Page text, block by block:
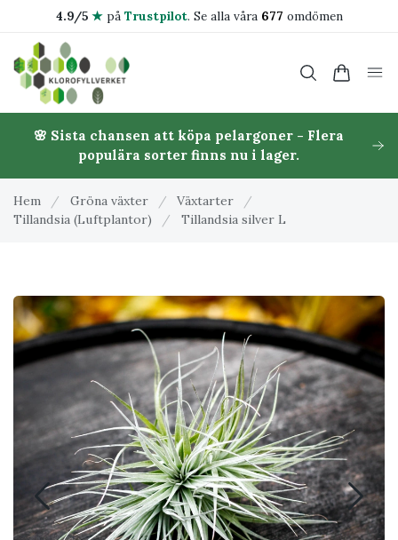
4.9/5 ★på Trustpilot. Se alla våra 677 omdömen
🌸 Sista chansen att köpa pelargoner - Flera
populära sorter finns nu i lager.
Hem / Gröna växter / Växtarter
/
Tillandsia (Luftplantor)
/ Tillandsia silver L